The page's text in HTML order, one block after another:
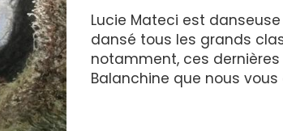
Lucie Mateci est danseuse
dansé tous les grands
notamment, ces
Balanchine que nous